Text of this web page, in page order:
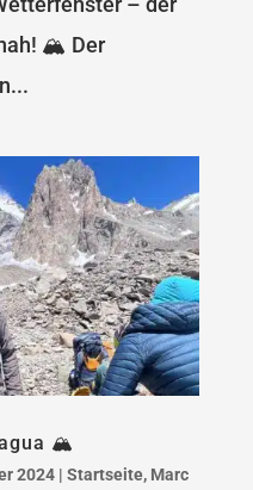
🏔️ Der
🏔️
2024| Startseite, Marc